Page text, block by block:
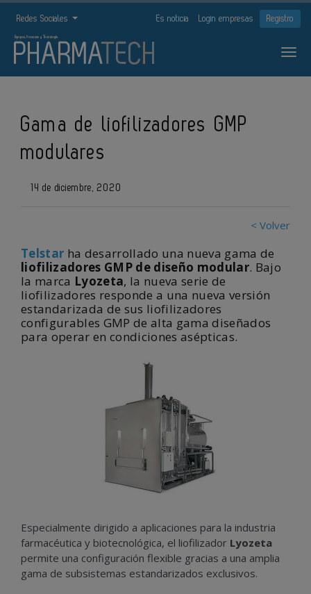
Redes Sociales Es noticia Login empresas Registro
Gama de liofilizadores GMP
modulares
14 de diciembre, 2020
< Volver
Telstar ha desarrollado una nueva gama de
liofilizadores GMP de diseño modular. Bajo
la marca Lyozeta, la nueva serie de
liofilizadores responde a una nueva versión
estandarizada de sus liofilizadores
configurables GMP de alta gama diseñados
para operar en condiciones asépticas.
Especialmente dirigido a aplicaciones para la industria
farmacéutica y biotecnológica, el liofilizador Lyozeta
permite una configuración flexible gracias a una amplia
gama de subsistemas estandarizados exclusivos.